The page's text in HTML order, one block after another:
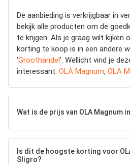
De aanbieding is verkrijgbaar in
bekijk alle producten om de
te krijgen. Als je graag wilt
korting te koop is in een andere
'Groothandel'. Wellicht vind je
interessant: OLA Magnum, OLA
Wat is de prijs van OLA Magnum
Is dit de hoogste korting voor
Sligro?